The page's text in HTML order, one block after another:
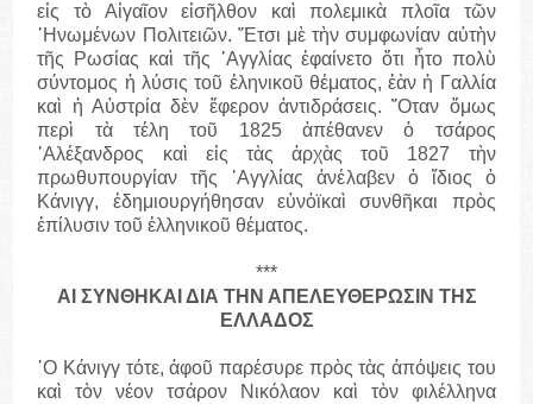
εἰς τὸ Αἰγαῖον εἰσῆλθον καὶ πολεμικὰ πλοῖα τῶν
῾Ηνωμένων Πολιτειῶν. ῎Ετσι μὲ τὴν συμφωνίαν αὐτὴν
τῆς Ρωσίας καὶ τῆς ᾽Αγγλίας ἐφαίνετο ὅτι ἦτο πολὺ
σύντομος ἡ λύσις τοῦ ἑληνικοῦ θέματος, ἐὰν ἡ Γαλλία
καὶ ἡ Αὐστρία δὲν ἔφερον ἀντιδράσεις. ῞Οταν ὅμως
περὶ τὰ τέλη τοῦ 1825 ἀπέθανεν ὁ τσάρος
᾽Αλέξανδρος καὶ εἰς τὰς ἀρχὰς τοῦ 1827 τὴν
πρωθυπουργίαν τῆς ᾽Αγγλίας ἀνέλαβεν ὁ ἴδιος ὁ
Κάνιγγ, ἐδημιουργήθησαν εὐνὀϊκαὶ συνθῆκαι πρὸς
ἐπίλυσιν τοῦ ἑλληνικοῦ θέματος.
***
ΑΙ ΣΥΝΘΗΚΑΙ ΔΙΑ ΤΗΝ ΑΠΕΛΕΥΘΕΡΩΣΙΝ ΤΗΣ
ΕΛΛΑΔΟΣ
῾Ο Κάνιγγ τότε, ἀφοῦ παρέσυρε πρὸς τὰς ἀπόψεις του
καὶ τὸν νέον τσάρον Νικόλαον καὶ τὸν φιλέλληνα